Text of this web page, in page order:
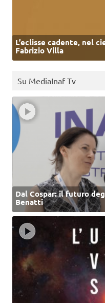
L’eclisse cadente, nel
Fabrizio Villa
Su MediaInaf Tv
Dal Cospar: il futuro
Benatti